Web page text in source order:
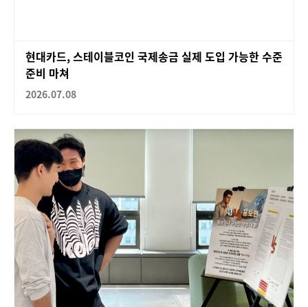
현대카드, 스테이블코인 국제송금 실제 도입 가능한 수준
준비 마쳐
2026.07.08